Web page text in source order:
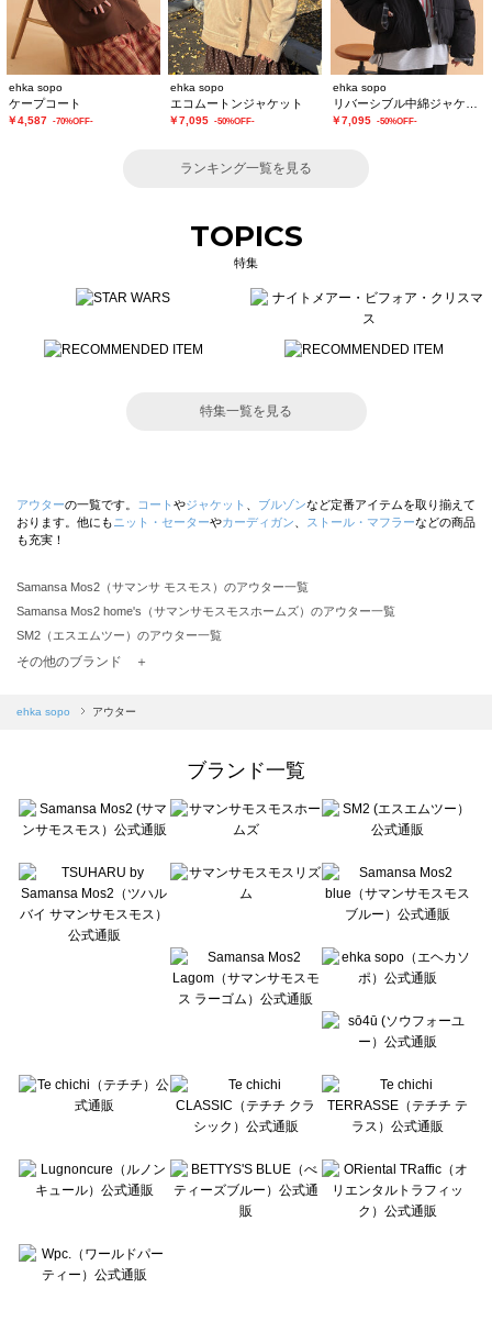
ehka sopo
ケープコート
￥4,587 -70%OFF-
ehka sopo
エコムートンジャケット
￥7,095 -50%OFF-
ehka sopo
￥7,095 -50%OFF-
ランキング一覧を見る
TOPICS
特集
特集一覧を見る
アウターの一覧です。 コート やジャケット ブルゾンなど定番アイテムを取り揃えて
おります。他にも ニット・セーターやカーディガン ストール・マフラーなどの商品
も充実！
Samansa Mos2（サマンサ モスモス）のアウター一覧
Samansa Mos2 home's（サマンサモスモスホームズ）のアウター一覧
SM2（エスエムツー）のアウター一覧
TSUHARU by Samansa Mos2（ツハルバイサマンサモスモス）のアウター一覧
Samansa Mos2 blue（サマンサモスモス ブルー）のアウター一覧
sō4ū（ソウフォーユー）のアウター一覧
Te chichi（テチチ）のアウター一覧
Te chichi CLASSIC（テチチ クラシック）のアウター一覧
Lugnoncure（ルノンキュール）のアウター一覧
BETTY'S BLUE（べティーズブルー）のアウター一覧
Wpc.（ワールドパーティー）のアウター一覧
その他のブランド ＋
ehka sopo アウター
ブランド一覧